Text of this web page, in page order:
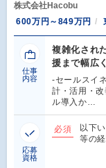
株式会社Hacobu
600万円～849万円
仕事
内容
複雑化され
援まで幅広
-セールスイ
計・活用・
ル導入か…
応募
資格
必須
以下
等の